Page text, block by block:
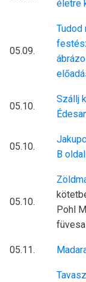
életre
05.09.
Tudod
05.10.
Szállj
05.10.
B oldal
05.10.
Pohl
05.11.